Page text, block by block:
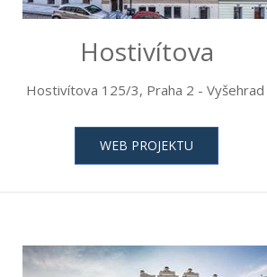
Hostivítova
Hostivítova 125/3, Praha 2 - Vyšehrad
WEB PROJEKTU